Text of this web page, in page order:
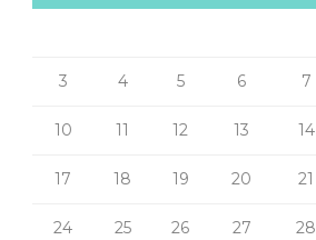
3 4 5 6 7
10 11 12 13 14
17 18 19 20 21
24 25 26 27 28